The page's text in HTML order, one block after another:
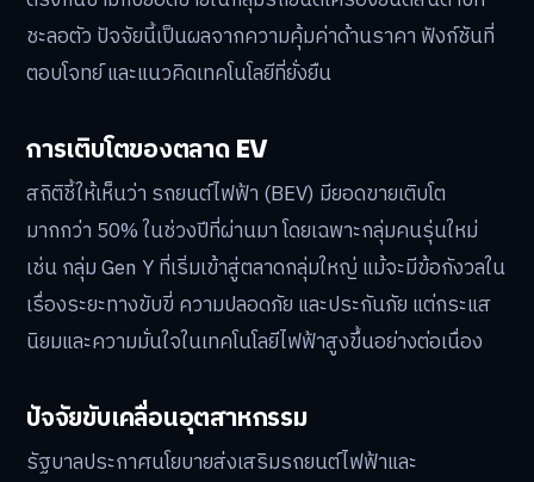
ชะลอตัว ปัจจัยนี้เป็นผลจากความคุ้มค่าด้านราคา ฟังก์ชันที่
ตอบโจทย์ และแนวคิดเทคโนโลยีที่ยั่งยืน
การเติบโตของตลาด EV
สถิติชี้ให้เห็นว่า รถยนต์ไฟฟ้า (BEV) มียอดขายเติบโต
มากกว่า 50% ในช่วงปีที่ผ่านมา โดยเฉพาะกลุ่มคนรุ่นใหม่
เช่น กลุ่ม Gen Y ที่เริ่มเข้าสู่ตลาดกลุ่มใหญ่ แม้จะมีข้อกังวลใน
เรื่องระยะทางขับขี่ ความปลอดภัย และประกันภัย แต่กระแส
นิยมและความมั่นใจในเทคโนโลยีไฟฟ้าสูงขึ้นอย่างต่อเนื่อง
ปัจจัยขับเคลื่อนอุตสาหกรรม
รัฐบาลประกาศนโยบายส่งเสริมรถยนต์ไฟฟ้าและ